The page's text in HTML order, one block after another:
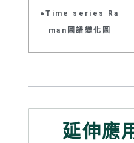
●Time series Ra
man圖譜變化圖
延伸應